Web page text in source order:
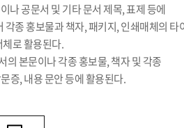
나 공문서 및 기타 문서 제목, 표제 등에
각종 홍보물과 책자, 패키지, 인쇄매체의 타
로 활용된다.
의 본문이나 각종 홍보물, 책자 및 각종
증, 내용 문안 등에 활용된다.